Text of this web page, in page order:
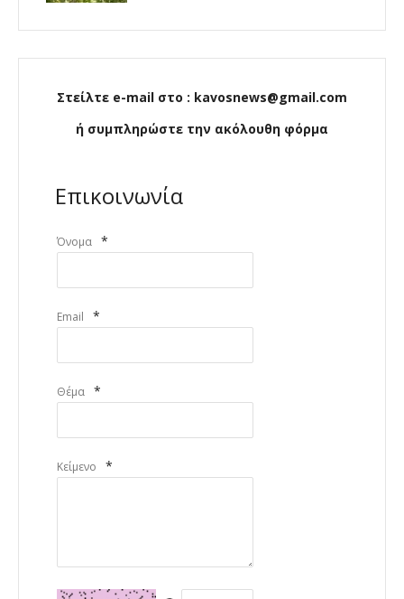
Στείλτε e-mail στο : kavosnews@gmail.com
ή συμπληρώστε την ακόλουθη φόρμα
Επικοινωνία
Όνομα *
Email *
Θέμα *
Κείμενο *